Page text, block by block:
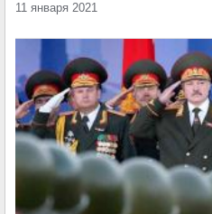
11 января 2021